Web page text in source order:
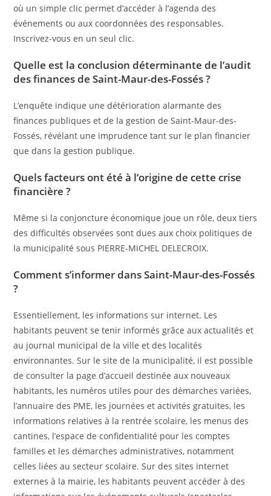
où un simple clic permet d’accéder à l’agenda des
événements ou aux coordonnées des responsables.
Inscrivez-vous en un seul clic.
Quelle est la conclusion déterminante de l’audit
des finances de Saint-Maur-des-Fossés ?
L’enquête indique une détérioration alarmante des
finances publiques et de la gestion de Saint-Maur-des-
Fossés, révélant une imprudence tant sur le plan financier
que dans la gestion publique.
Quels facteurs ont été à l’origine de cette crise
financière ?
Même si la conjoncture économique joue un rôle, deux tiers
des difficultés observées sont dues aux choix politiques de
la municipalité sous PIERRE-MICHEL DELECROIX.
Comment s’informer dans Saint-Maur-des-Fossés
?
Essentiellement, les informations sur internet. Les
habitants peuvent se tenir informés grâce aux actualités et
au journal municipal de la ville et des localités
environnantes. Sur le site de la municipalité, il est possible
de consulter la page d’accueil destinée aux nouveaux
habitants, les numéros utiles pour des démarches variées,
l’annuaire des PME, les journées et activités gratuites, les
informations relatives à la rentrée scolaire, les menus des
cantines, l’espace de confidentialité pour les comptes
familles et les démarches administratives, notamment
celles liées au secteur scolaire. Sur des sites internet
externes à la mairie, les habitants peuvent accéder à des